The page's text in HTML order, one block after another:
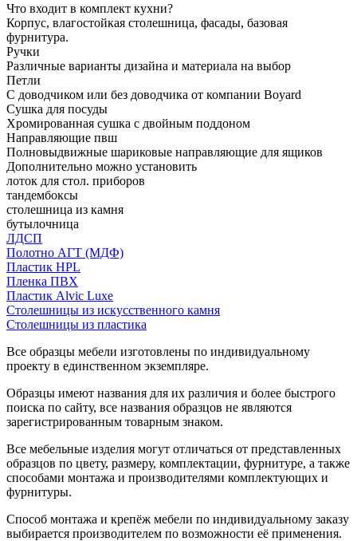
Что входит в комплект кухни?
Корпус, влагостойкая столешница, фасады, базовая
фурнитура.
Ручки
Различные варианты дизайна и материала на выбор
Петли
С доводчиком или без доводчика от компании Boyard
Сушка для посуды
Хромированная сушка с двойным поддоном
Направляющие пвш
Полновыдвижные шариковые направляющие для ящиков
Дополнительно можно установить
лоток для стол. приборов
тандембоксы
столешница из камня
бутылочница
ЛДСП
Полотно АГТ (МДФ)
Пластик HPL
Пленка ПВХ
Пластик Alvic Luxe
Столешницы из искусственного камня
Столешницы из пластика
Все образцы мебели изготовлены по индивидуальному
проекту в единственном экземпляре.
Образцы имеют названия для их различия и более быстрого
поиска по сайту, все названия образцов не являются
зарегистрированным товарным знаком.
Все мебельные изделия могут отличаться от представленных
образцов по цвету, размеру, комплектации, фурнитуре, а также
способами монтажа и производителями комплектующих и
фурнитуры.
Способ монтажа и крепёж мебели по индивидуальному заказу
выбирается производителем по возможности её применения.